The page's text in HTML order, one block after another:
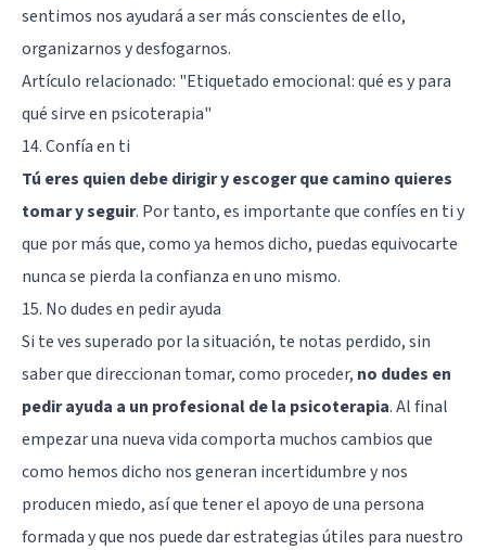
sentimos nos ayudará a ser más conscientes de ello,
organizarnos y desfogarnos.
Artículo relacionado: "Etiquetado emocional: qué es y para
qué sirve en psicoterapia"
14. Confía en ti
Tú eres quien debe dirigir y escoger que camino quieres
tomar y seguir. Por tanto, es importante que confíes en ti y
que por más que, como ya hemos dicho, puedas equivocarte
nunca se pierda la confianza en uno mismo.
15. No dudes en pedir ayuda
Si te ves superado por la situación, te notas perdido, sin
saber que direccionan tomar, como proceder, no dudes en
pedir ayuda a un profesional de la psicoterapia. Al final
empezar una nueva vida comporta muchos cambios que
como hemos dicho nos generan incertidumbre y nos
producen miedo, así que tener el apoyo de una persona
formada y que nos puede dar estrategias útiles para nuestro